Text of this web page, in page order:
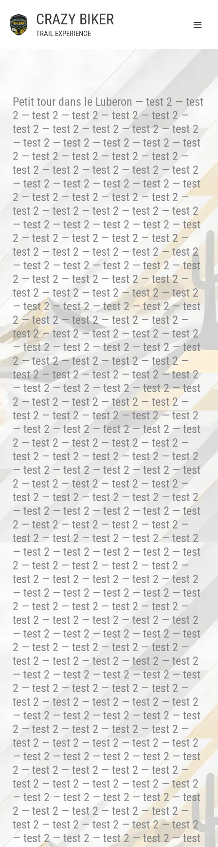
contenu
CRAZY BIKER
TRAIL EXPERIENCE
Petit tour dans le Luberon — test 2 — test
2 — test 2 — test 2 — test 2 — test 2 —
test 2 — test 2 — test 2 — test 2 — test 2
— test 2 — test 2 — test 2 — test 2 — test
2 — test 2 — test 2 — test 2 — test 2 —
test 2 — test 2 — test 2 — test 2 — test 2
— test 2 — test 2 — test 2 — test 2 — test
2 — test 2 — test 2 — test 2 — test 2 —
test 2 — test 2 — test 2 — test 2 — test 2
— test 2 — test 2 — test 2 — test 2 — test
2 — test 2 — test 2 — test 2 — test 2 —
test 2 — test 2 — test 2 — test 2 — test 2
— test 2 — test 2 — test 2 — test 2 — test
2 — test 2 — test 2 — test 2 — test 2 —
test 2 — test 2 — test 2 — test 2 — test 2
— test 2 — test 2 — test 2 — test 2 — test
2 — test 2 — test 2 — test 2 — test 2 —
test 2 — test 2 — test 2 — test 2 — test 2
— test 2 — test 2 — test 2 — test 2 — test
2 — test 2 — test 2 — test 2 — test 2 —
test 2 — test 2 — test 2 — test 2 — test 2
— test 2 — test 2 — test 2 — test 2 — test
2 — test 2 — test 2 — test 2 — test 2 —
test 2 — test 2 — test 2 — test 2 — test 2
— test 2 — test 2 — test 2 — test 2 — test
2 — test 2 — test 2 — test 2 — test 2 —
test 2 — test 2 — test 2 — test 2 — test 2
— test 2 — test 2 — test 2 — test 2 — test
2 — test 2 — test 2 — test 2 — test 2 —
test 2 — test 2 — test 2 — test 2 — test 2
— test 2 — test 2 — test 2 — test 2 — test
2 — test 2 — test 2 — test 2 — test 2 —
test 2 — test 2 — test 2 — test 2 — test 2
— test 2 — test 2 — test 2 — test 2 — test
2 — test 2 — test 2 — test 2 — test 2 —
test 2 — test 2 — test 2 — test 2 — test 2
— test 2 — test 2 — test 2 — test 2 — test
2 — test 2 — test 2 — test 2 — test 2 —
test 2 — test 2 — test 2 — test 2 — test 2
— test 2 — test 2 — test 2 — test 2 — test
2 — test 2 — test 2 — test 2 — test 2 —
test 2 — test 2 — test 2 — test 2 — test 2
— test 2 — test 2 — test 2 — test 2 — test
2 — test 2 — test 2 — test 2 — test 2 —
test 2 — test 2 — test 2 — test 2 — test 2
— test 2 — test 2 — test 2 — test 2 — test
2 — test 2 — test 2 — test 2 — test 2 —
test 2 — test 2 — test 2 — test 2 — test 2
— test 2 — test 2 — test 2 — test 2 — test
2 — test 2 — test 2 — test 2 — test 2 —
test 2 — test 2 — test 2 — test 2 — test 2
— test 2 — test 2 — test 2 — test 2 — test
2 — test 2 — test 2 — test 2 — test 2 —
test 2 — test 2 — test 2 — test 2 — test 2
— test 2 — test 2 — test 2 — test 2 — test